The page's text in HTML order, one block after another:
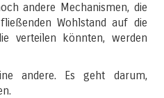
andere Mechanismen, die
Wohlstand auf die
verteilen könnten, werden
andere. Es geht darum,